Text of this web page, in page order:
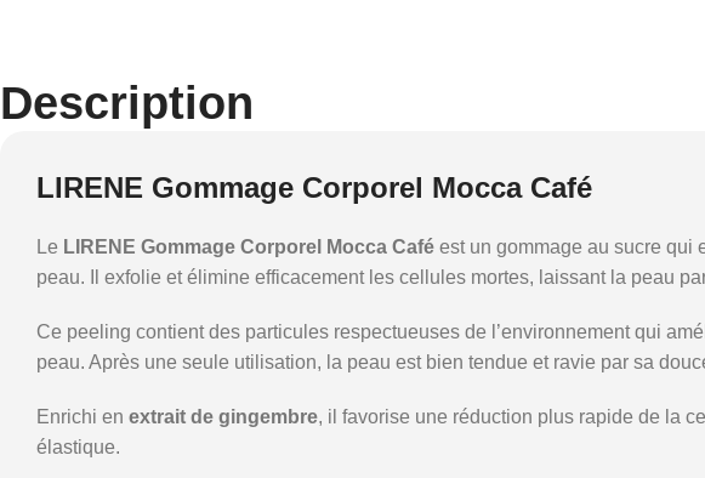
Description
LIRENE Gommage Corporel Mocca Café
Le LIRENE Gommage Corporel Mocca Café est un gommage au sucre qui
peau. Il exfolie et élimine efficacement les cellules mortes, laissant la peau
Ce peeling contient des particules respectueuses de l’environnement qui
peau. Après une seule utilisation, la peau est bien tendue et ravie par sa
Enrichi en extrait de gingembre, il favorise une réduction plus rapide de la
élastique.